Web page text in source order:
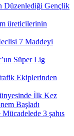
Düzenlediği Gençlik
üreticilerinin
7 Maddeyi
Süper Lig
Ekiplerinden
İlk Kez
Başladı
3 şahıs